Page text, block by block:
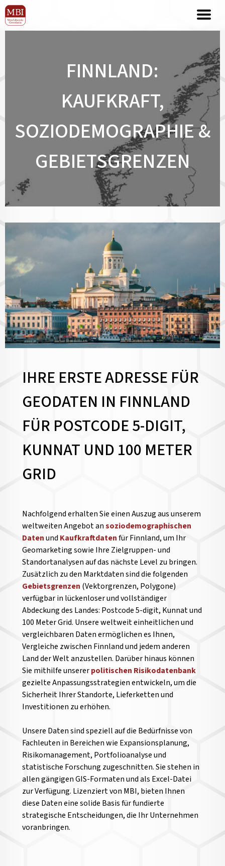
FINNLAND:
KAUFKRAFT,
SOZIODEMOGRAPHIE &
GEBIETSGRENZEN
IHRE ERSTE ADRESSE FÜR
GEODATEN IN FINNLAND
FÜR POSTCODE 5-DIGIT,
KUNNAT UND 100 METER
GRID
Nachfolgend erhalten Sie einen Auszug aus unserem
weltweiten Angebot ansoziodemographischen
Datenund Kaufkraftdatenfür Finnland, um Ihr
Geomarketing sowie Ihre Zielgruppen- und
Standortanalysen auf das nächste Level zu bringen.
Zusätzlich zu den Marktdaten sind die folgenden
Gebietsgrenzen (Vektorgrenzen, Polygone)
verfügbar in lückenloser und vollständiger
Abdeckung des Landes: Postcode 5-digit, Kunnat und
100 Meter Grid. Unsere weltweit einheitlichen und
vergleichbaren Daten ermöglichen es Ihnen,
Vergleiche zwischen Finnland und jedem anderen
Land der Welt anzustellen. Darüber hinaus können
Sie mithilfe unsererpolitischen Risikodatenbank
gezielte Anpassungsstrategien entwickeln, um die
Sicherheit Ihrer Standorte, Lieferketten und
Investitionen zu erhöhen.
Unsere Daten sind speziell auf die Bedürfnisse von
Fachleuten in Bereichen wie Expansionsplanung,
Risikomanagement, Portfolioanalyse und
statistische Forschung zugeschnitten. Sie stehen in
allen gängigen GIS-Formaten und als Excel-Datei
zur Verfügung. Lizenziert von MBI, bieten Ihnen
diese Daten eine solide Basis für fundierte
strategische Entscheidungen, die Ihr Unternehmen
voranbringen.